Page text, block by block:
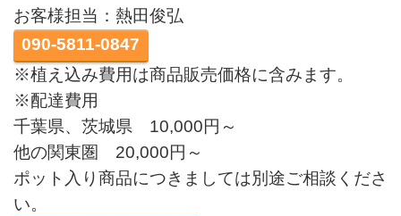
お客様担当：熱田俊弘
090-5811-0847
※植え込み費用は商品販売価格に含みます。
※配達費用
千葉県、茨城県 10,000円～
他の関東圏 20,000円～
ポット入り商品につきましては別途ご相談くださ
い。